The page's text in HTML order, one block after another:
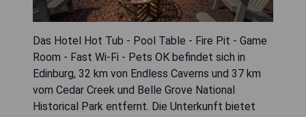
Das Hotel Hot Tub - Pool Table - Fire Pit - Game
Room - Fast Wi-Fi - Pets OK befindet sich in
Edinburg, 32 km von Endless Caverns und 37 km
vom Cedar Creek und Belle Grove National
Historical Park entfernt. Die Unterkunft bietet